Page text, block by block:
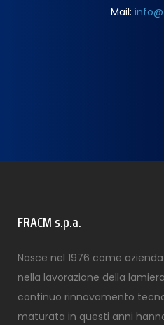
Mail:
FRACM s.p.a.
Nasce nel 1976 come
nella lavorazione della
continuo rinnovamento
maturata in questi anni